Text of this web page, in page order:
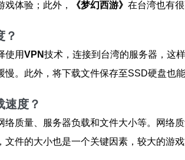
体验；此外，
《梦幻西游》 在台湾也有
？
使用VPN技术，连接到台湾的服务器，这
。此外，将下载文件保存至SSD硬盘也
速度？
质量、服务器负载和文件大小等。网络
件的大小也是一个关键因素，较大的游戏